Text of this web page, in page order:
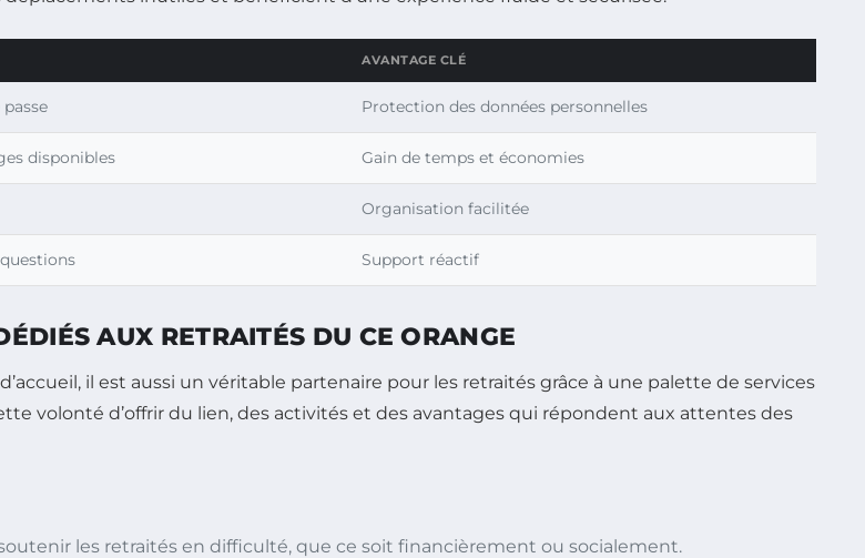
AVANTAGE CLÉ
Protection des données personnelles
disponibles Gain de temps et économies
Organisation facilitée
Support réactif
AUX RETRAITÉS DU CE ORANGE
il est aussi un véritable partenaire pour les retraités grâce à une palette de services
volonté d’offrir du lien, des activités et des avantages qui répondent aux attentes des
les retraités en difficulté, que ce soit financièrement ou socialement.